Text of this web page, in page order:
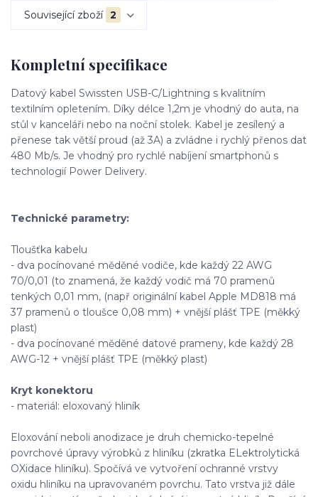
Související zboží 2
Kompletní specifikace
Datový kabel Swissten USB-C/Lightning s kvalitním
textilním opletením. Díky délce 1,2m je vhodný do auta, na
stůl v kanceláři nebo na noční stolek. Kabel je zesílený a
přenese tak větší proud (až 3A) a zvládne i rychlý přenos dat
480 Mb/s. Je vhodný pro rychlé nabíjení smartphonů s
technologií Power Delivery.
Technické parametry:
Tloušťka kabelu
- dva pocínované měděné vodiče, kde každý 22 AWG
70/0,01 (to znamená, že každý vodič má 70 pramenů
tenkých 0,01 mm, (např originální kabel Apple MD818 má
37 pramenů o tloušce 0,08 mm) + vnější plášť TPE (měkký
plast)
- dva pocínované měděné datové prameny, kde každý 28
AWG-12 + vnější plášť TPE (měkký plast)
Kryt konektoru
- materiál: eloxovaný hliník
Eloxování neboli anodizace je druh chemicko-tepelné
povrchové úpravy výrobků z hliníku (zkratka ELektrolytická
OXidace hliníku). Spočívá ve vytvoření ochranné vrstvy
oxidu hliníku na upravovaném povrchu. Tato vrstva již dále